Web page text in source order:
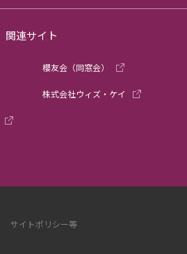
関連サイト
櫻友会（同窓会）
株式会社ウィズ・ケイ
サイトポリシー等